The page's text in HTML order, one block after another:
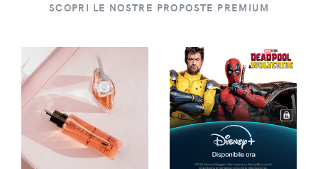
SCOPRI LE NOSTRE PROPOSTE PREMIUM